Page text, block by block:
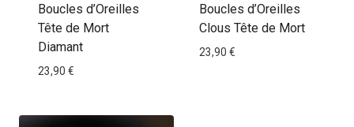
Boucles d’Oreilles
Tête de Mort
Diamant
23,90 €
Boucles d’Oreilles
Clous Tête de Mort
23,90 €